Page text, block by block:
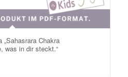
„Sahasrara Chakra
was in dir steckt.“